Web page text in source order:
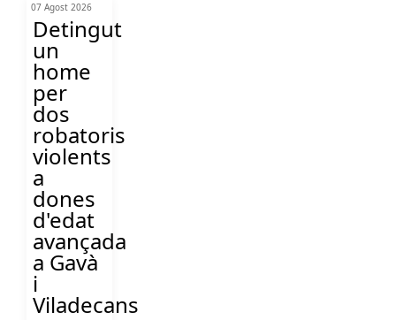
07 Agost 2026
Detingut
un
home
per
dos
robatoris
violents
a
dones
d'edat
avançada
a Gavà
i
Viladecans